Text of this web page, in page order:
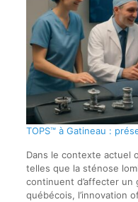
TOPS™ à Gatineau :
Dans le contexte actuel
telles que la sténose
continuent d’affecter un
québécois, l’innovation